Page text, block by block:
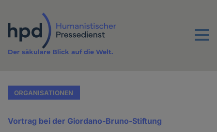
Inhalt
Menu
Der säkulare Blick auf die Welt.
ORGANISATIONEN
Vortrag bei der Giordano-Bruno-Stiftung